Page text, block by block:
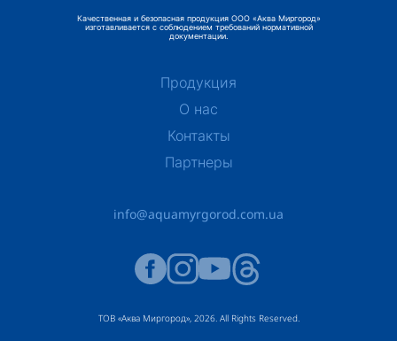
ТОВ «Аква Миргород», 2026. All Rights Reserved.
Продукция
О нас
Контакты
Партнеры
Качественная и безопасная продукция ООО «Аква Миргород»
изготавливается с соблюдением требований нормативной
документации.
info@aquamyrgorod.com.ua